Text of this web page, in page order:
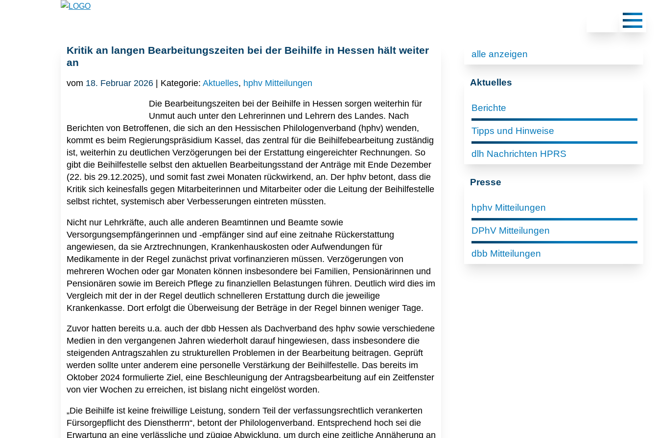
Kritik an langen Bearbeitungszeiten bei der Beihilfe in Hessen hält weiter
an
vom 18. Februar 2026 | Kategorie: Aktuelles, hphv Mitteilungen
Die Bearbeitungszeiten bei der Beihilfe in Hessen sorgen weiterhin für
Unmut auch unter den Lehrerinnen und Lehrern des Landes. Nach
Berichten von Betroffenen, die sich an den Hessischen Philologenverband (hphv) wenden,
kommt es beim Regierungspräsidium Kassel, das zentral für die Beihilfebearbeitung zuständig
ist, weiterhin zu deutlichen Verzögerungen bei der Erstattung eingereichter Rechnungen. So
gibt die Beihilfestelle selbst den aktuellen Bearbeitungsstand der Anträge mit Ende Dezember
(22. bis 29.12.2025), und somit fast zwei Monaten rückwirkend, an. Der hphv betont, dass die
Kritik sich keinesfalls gegen Mitarbeiterinnen und Mitarbeiter oder die Leitung der Beihilfestelle
selbst richtet, systemisch aber Verbesserungen eintreten müssten.
Nicht nur Lehrkräfte, auch alle anderen Beamtinnen und Beamte sowie
Versorgungsempfängerinnen und -empfänger sind auf eine zeitnahe Rückerstattung
angewiesen, da sie Arztrechnungen, Krankenhauskosten oder Aufwendungen für
Medikamente in der Regel zunächst privat vorfinanzieren müssen. Verzögerungen von
mehreren Wochen oder gar Monaten können insbesondere bei Familien, Pensionärinnen und
Pensionären sowie im Bereich Pflege zu finanziellen Belastungen führen. Deutlich wird dies im
Vergleich mit der in der Regel deutlich schnelleren Erstattung durch die jeweilige
Krankenkasse. Dort erfolgt die Überweisung der Beträge in der Regel binnen weniger Tage.
Zuvor hatten bereits u.a. auch der dbb Hessen als Dachverband des hphv sowie verschiedene
Medien in den vergangenen Jahren wiederholt darauf hingewiesen, dass insbesondere die
steigenden Antragszahlen zu strukturellen Problemen in der Bearbeitung beitragen. Geprüft
werden sollte unter anderem eine personelle Verstärkung der Beihilfestelle. Das bereits im
Oktober 2024 formulierte Ziel, eine Beschleunigung der Antragsbearbeitung auf ein Zeitfenster
von vier Wochen zu erreichen, ist bislang nicht eingelöst worden.
„Die Beihilfe ist keine freiwillige Leistung, sondern Teil der verfassungsrechtlich verankerten
Fürsorgepflicht des Dienstherrn“, betont der Philologenverband. Entsprechend hoch sei die
Erwartung an eine verlässliche und zügige Abwicklung, um durch eine zeitliche Annäherung an
alle anzeigen
Aktuelles
Berichte
Tipps und Hinweise
dlh Nachrichten HPRS
Presse
hphv Mitteilungen
DPhV Mitteilungen
dbb Mitteilungen